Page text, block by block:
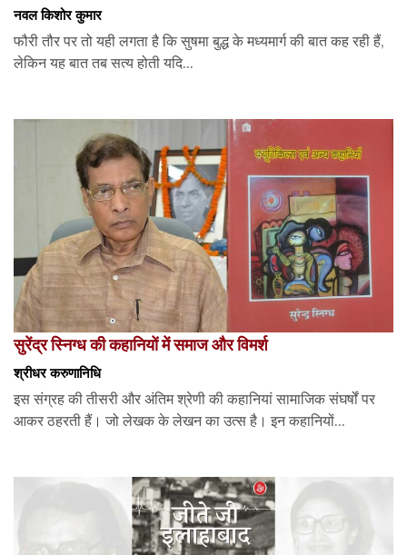
नवल किशोर कुमार
फौरी तौर पर तो यही लगता है कि सुषमा बुद्ध के मध्यमार्ग की बात कह रही हैं,
लेकिन यह बात तब सत्य होती यदि...
सुरेंद्र स्निग्ध की कहानियों में समाज और विमर्श
श्रीधर करुणानिधि
इस संग्रह की तीसरी और अंतिम श्रेणी की कहानियां सामाजिक संघर्षों पर
आकर ठहरती हैं। जो लेखक के लेखन का उत्स है। इन कहानियों...